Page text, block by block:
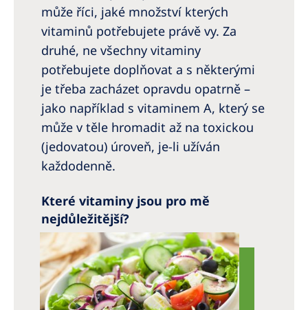
může říci, jaké množství kterých
vitaminů potřebujete právě vy. Za
druhé, ne všechny vitaminy
potřebujete doplňovat a s některými
je třeba zacházet opravdu opatrně –
jako například s vitaminem A, který se
může v těle hromadit až na toxickou
(jedovatou) úroveň, je-li užíván
každodenně.
Které vitaminy jsou pro mě
nejdůležitější?